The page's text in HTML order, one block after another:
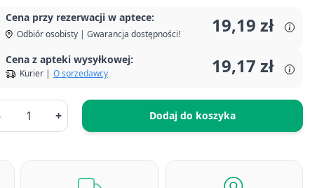
Cena przy rezerwacji w aptece:
Odbiór osobisty | Gwarancja dostępności! 19,19 zł
Cena z apteki wysyłkowej:
Kurier | O sprzedawcy 19,17 zł
+ Dodaj do koszyka